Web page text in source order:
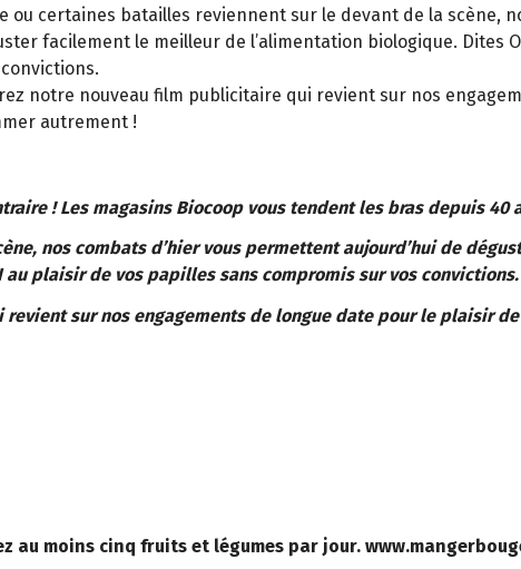
ou certaines batailles reviennent sur le devant de la scène,
facilement le meilleur de l’alimentation biologique. Dites
notre nouveau film publicitaire qui revient sur nos
autrement !
! Les magasins Biocoop vous tendent les bras depuis 40
nos combats d’hier vous permettent aujourd’hui de
au plaisir de vos papilles sans compromis sur vos convictions.
sur nos engagements de longue date pour le plaisir
au moins cinq fruits et légumes par jour.